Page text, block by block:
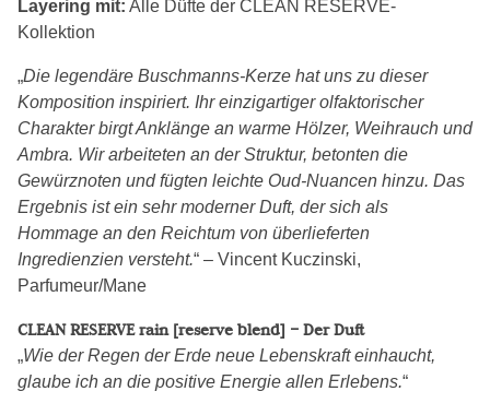
Layering mit: Alle Düfte der CLEAN RESERVE-
Kollektion
„Die legendäre Buschmanns-Kerze hat uns zu dieser
Komposition inspiriert. Ihr einzigartiger olfaktorischer
Charakter birgt Anklänge an warme Hölzer, Weihrauch und
Ambra. Wir arbeiteten an der Struktur, betonten die
Gewürznoten und fügten leichte Oud-Nuancen hinzu. Das
Ergebnis ist ein sehr moderner Duft, der sich als
Hommage an den Reichtum von überlieferten
Ingredienzien versteht.“ – Vincent Kuczinski,
Parfumeur/Mane
CLEAN RESERVE rain [reserve blend] – Der Duft
„Wie der Regen der Erde neue Lebenskraft einhaucht,
glaube ich an die positive Energie allen Erlebens.“